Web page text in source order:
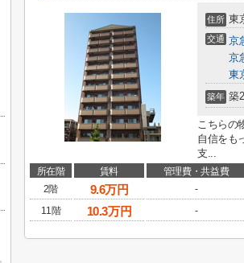
住所 東
交通 京
京
東
築年 築
こちらの
自信をも
支...
所在階 賃料 管理費・共益費
2階
9.6万円 -
11階
10.3万円 -